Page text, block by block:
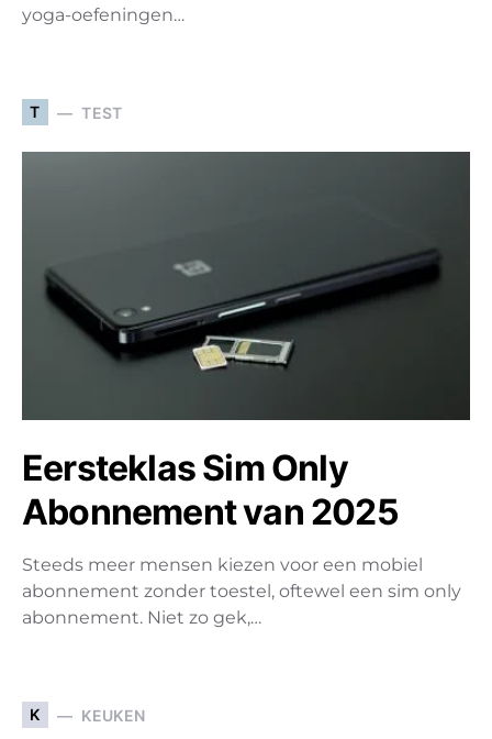
yoga-oefeningen…
T TEST
Eersteklas Sim Only
Abonnement van 2025
Steeds meer mensen kiezen voor een mobiel
abonnement zonder toestel, oftewel een sim only
abonnement. Niet zo gek,…
K KEUKEN